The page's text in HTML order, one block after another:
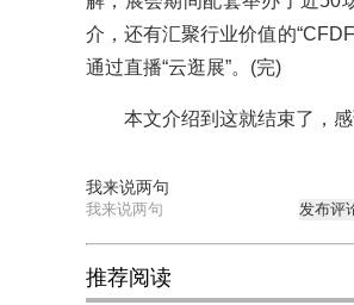
介，还有汇聚行业价值的
通过直播“云逛展”。(完)
本文介绍到这就结束了，感
我来说两句
发布评
推荐阅读